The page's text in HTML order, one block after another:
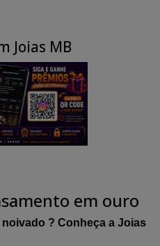
Joias MB
em ouro
? Conheça a Joias